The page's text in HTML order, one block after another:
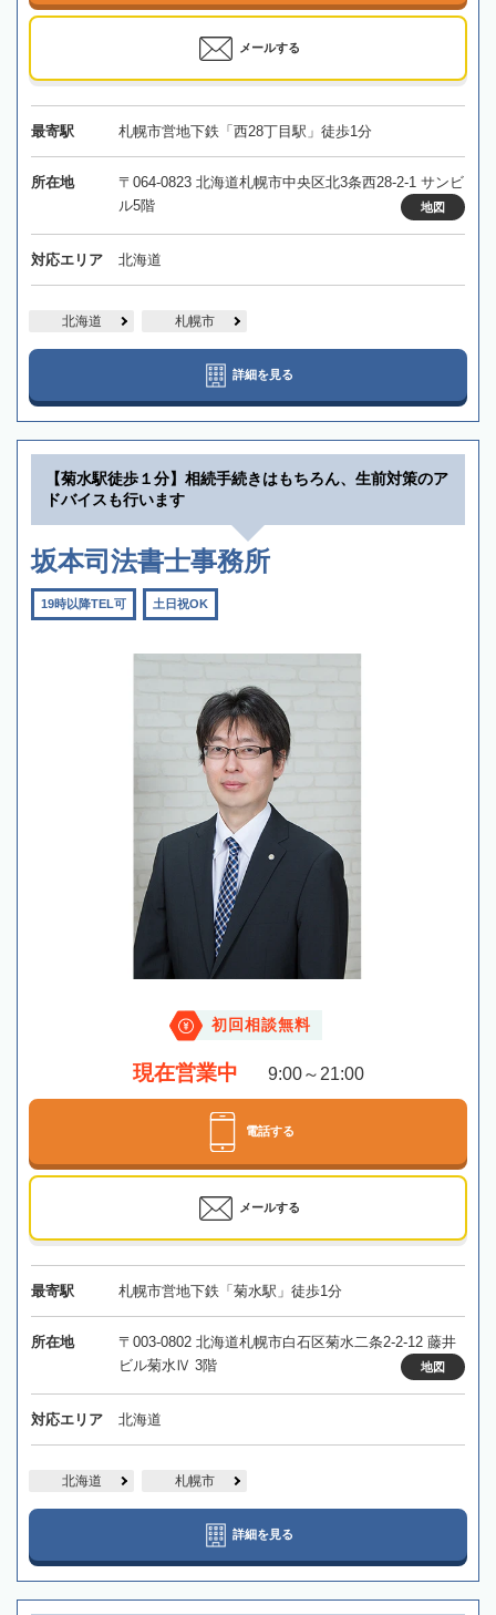
メールする
最寄駅 札幌市営地下鉄「西28丁目駅」徒歩1分
所在地
〒064-0823 北海道札幌市中央区北3条西28-2-1 サンビ
ル5階
地図
対応エリア 北海道
北海道 札幌市
詳細を見る
【菊水駅徒歩１分】相続手続きはもちろん、生前対策のア
ドバイスも行います
坂本司法書士事務所
19時以降TEL可 土日祝OK
初回相談無料
現在営業中 9:00～21:00
電話する
メールする
最寄駅 札幌市営地下鉄「菊水駅」徒歩1分
所在地
〒003-0802 北海道札幌市白石区菊水二条2-2-12 藤井
ビル菊水Ⅳ 3階
地図
対応エリア 北海道
北海道 札幌市
詳細を見る